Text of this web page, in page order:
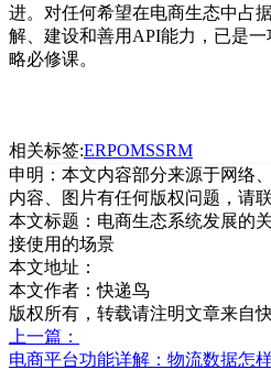
进。对任何希望在电商生态中占
解、建设和善用 API能力，已是
略必修课。
相关标签:ERPOMSSRM
申明：本文内容部分来源于网络
内容、图片有任何版权问题，请
本文标题： 电商生态系统发展的
接使用的场景
本文地址：
本文作者：快递鸟
版权所有，转载请注明文章来自快
上一篇：
电商平台功能详解：物流数据怎